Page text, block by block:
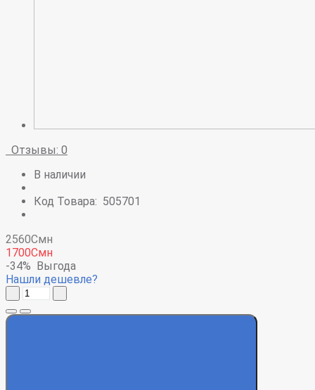
Отзывы: 0
В наличии
Код Товара: 505701
2560Смн
1700Смн
-34% Выгода
Нашли дешевле?